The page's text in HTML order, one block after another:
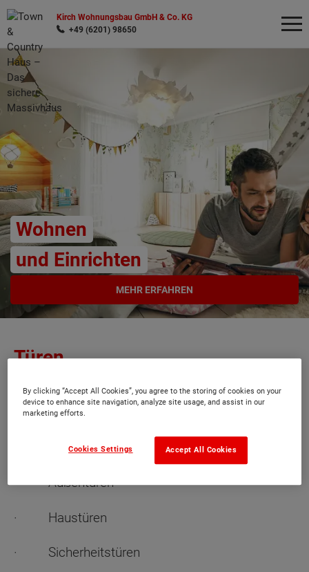
Kirch Wohnungsbau GmbH & Co. KG
+49 (6201) 98650
Wohnen
und Einrichten
MEHR ERFAHREN
Türen
Da Türen nach ihrem Einsatzzweck bezeichnet
werden, unterscheidet man zwischen
· Schallschutztüren
· Außentüren
· Haustüren
· Sicherheitstüren
Wonach möchten Sie suchen?
By clicking “Accept All Cookies”, you agree to the storing of cookies on your
device to enhance site navigation, analyze site usage, and assist in our
marketing efforts.
Accept All Cookies
Cookies Settings